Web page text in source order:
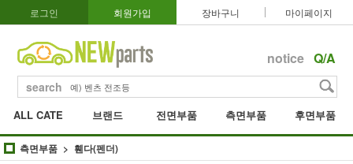
로그인 회원가입 장바구니 마이페이지
notice Q/A
search
ALL CATE 브랜드 전면부품 측면부품 후면부품
측면부품 휀다(펜더)